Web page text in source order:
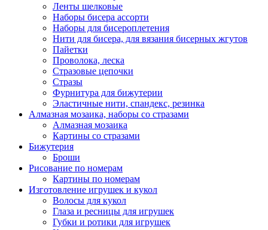
Ленты шелковые
Наборы бисера ассорти
Наборы для бисероплетения
Нити для бисера, для вязания бисерных жгутов
Пайетки
Проволока, леска
Стразовые цепочки
Стразы
Фурнитура для бижутерии
Эластичные нити, спандекс, резинка
Алмазная мозаика, наборы со стразами
Алмазная мозаика
Картины co стразами
Бижутерия
Броши
Рисование по номерам
Картины по номерам
Изготовление игрушек и кукол
Волосы для кукол
Глаза и ресницы для игрушек
Губки и ротики для игрушек